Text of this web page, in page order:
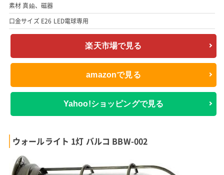
素材 真鍮、磁器
口金サイズ E26 LED電球専用
楽天市場で見る
amazonで見る
Yahoo!ショッピングで見る
ウォールライト 1灯 バルコ BBW-002